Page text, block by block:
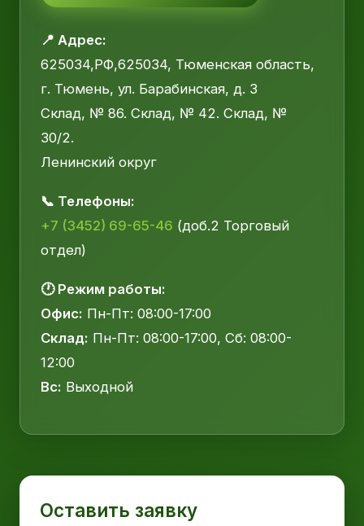
📍 Адрес:
625034,РФ,625034, Тюменская область,
г. Тюмень, ул. Барабинская, д. 3
Склад, № 86. Склад, № 42. Склад, №
30/2.
Ленинский округ
📞 Телефоны:
+7 (3452) 69-65-46 (доб.2 Торговый
отдел)
🕐 Режим работы:
Офис: Пн-Пт: 08:00-17:00
Склад: Пн-Пт: 08:00-17:00, Сб: 08:00-
12:00
Вс: Выходной
Оставить заявку